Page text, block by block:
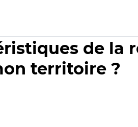
de la
territoire ?